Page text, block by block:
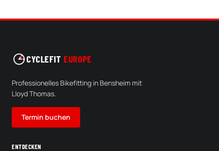
CYCLEFIT EUROPE
Professionelles Bikefitting in Bensheim mit
Lloyd Thomas.
Termin buchen
ENTDECKEN